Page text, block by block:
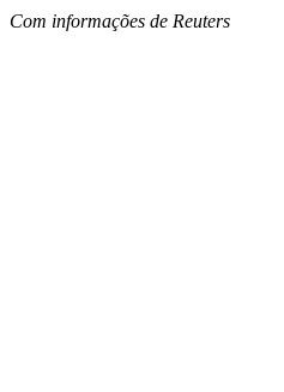
Com informações de Reuters